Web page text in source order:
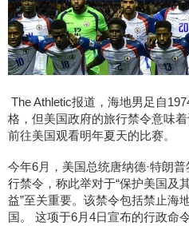
The Athletic报道，海地男足自
格，但美国政府的旅行禁令意味
前往美国观看明年夏天的比赛。
今年6月，美国总统唐纳德·特朗
行禁令，称此举对于“保护美国及
益”至关重要。该禁令包括禁止海
国。 这项于6月4日宣布的行政命